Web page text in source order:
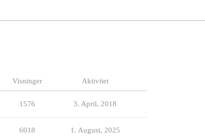
Visninger Aktivitet
1576 3. April, 2018
6018 1. August, 2025